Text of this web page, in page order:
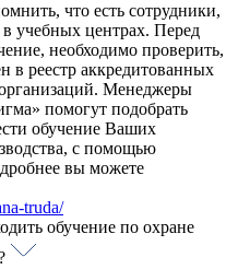
что есть сотрудники,
учебных центрах. Перед
необходимо проверить,
в реестр аккредитованных
Менеджеры
помогут подобрать
обучение Ваших
с помощью
вы можете
truda/
обучение по охране